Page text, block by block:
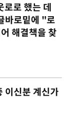
로 했는 데
바로밑에 "로
해결책을 찾
이신분 계신가